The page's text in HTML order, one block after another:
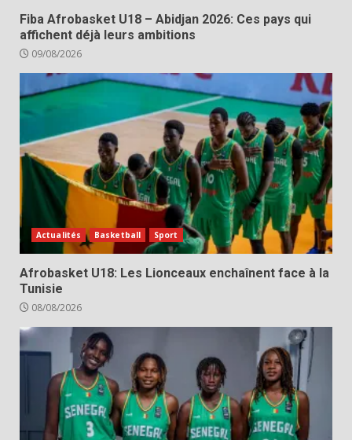
Fiba Afrobasket U18 – Abidjan 2026: Ces pays qui
affichent déjà leurs ambitions
09/08/2026
Actualités Basketball Sport
Afrobasket U18: Les Lionceaux enchaînent face à la
Tunisie
08/08/2026